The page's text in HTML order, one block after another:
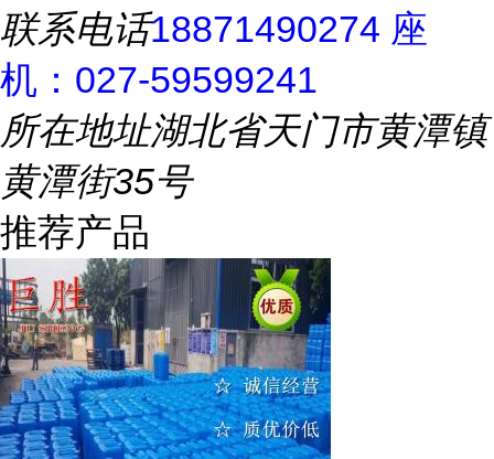
联系电话18871490274 座
机：027-59599241
所在地址湖北省天门市黄潭镇
黄潭街35号
推荐产品